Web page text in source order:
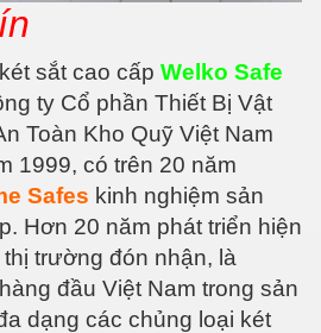
sắt cao cấp Welko Safe
ty Cổ phần Thiết Bị Vật
Toàn Kho Quỹ Việt Nam
1999, có trên 20 năm
Safes kinh nghiệm sản
Hơn 20 năm phát triển hiện
trường đón nhận, là
đầu Việt Nam trong sản
dạng các chủng loại két